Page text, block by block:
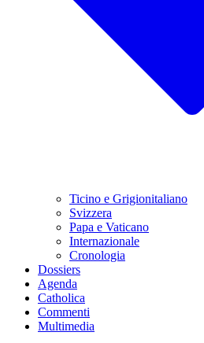
Ticino e Grigionitaliano
Svizzera
Papa e Vaticano
Internazionale
Cronologia
Dossiers
Agenda
Catholica
Commenti
Multimedia